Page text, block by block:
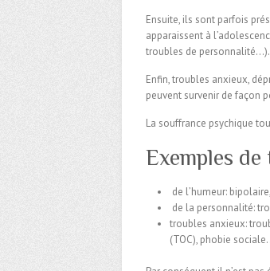
Ensuite, ils sont parfois
apparaissent à
troubles de personnalité…).
Enfin, troubles anxieux,
peuvent survenir de façon
La souffrance psychique
Exemples
de l’humeur:
de la personnalité:
troubles anxieux:
(TOC), phobie